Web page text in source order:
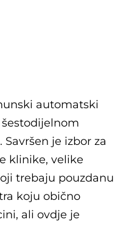
automatski
je izbor za
klinike, velike
trebaju pouzdanu
koju obično
ali ovdje je